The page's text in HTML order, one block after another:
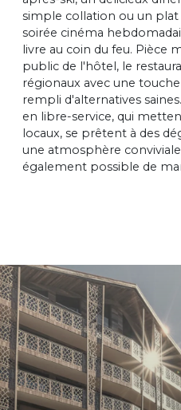
simple collation ou un
soirée cinéma
livre au coin du feu. Pièce
public de l'hôtel, le
régionaux avec une
rempli d'alternatives
en libre-service, qui
locaux, se prêtent à des
une atmosphère
également possible de